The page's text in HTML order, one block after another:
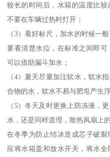
较长的时间后，水箱的温度比
不要在车辆过热时打开；
（3）看好标尺，加水的时候一
要看清楚水位，在标准之间即可
可以借助漏斗加水；
（4）夏天尽量加注软水，软水
合物的水，软水不易与肥皂产生
（5）冬天及时更换上防冻液，
水，还是同样道理，散热风扇上
在冬季为防止结冰造成芯子破裂
应将水箱盖和放水开关，将水